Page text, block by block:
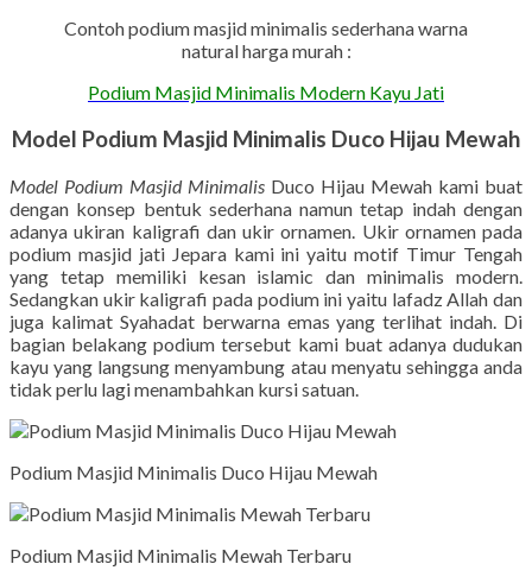
Contoh podium masjid minimalis sederhana warna
natural harga murah :
Podium Masjid Minimalis Modern Kayu Jati
Model Podium Masjid Minimalis Duco Hijau Mewah
Model Podium Masjid Minimalis Duco Hijau Mewah kami buat
dengan konsep bentuk sederhana namun tetap indah dengan
adanya ukiran kaligrafi dan ukir ornamen. Ukir ornamen pada
podium masjid jati Jepara kami ini yaitu motif Timur Tengah
yang tetap memiliki kesan islamic dan minimalis modern.
Sedangkan ukir kaligrafi pada podium ini yaitu lafadz Allah dan
juga kalimat Syahadat berwarna emas yang terlihat indah. Di
bagian belakang podium tersebut kami buat adanya dudukan
kayu yang langsung menyambung atau menyatu sehingga anda
tidak perlu lagi menambahkan kursi satuan.
Podium Masjid Minimalis Duco Hijau Mewah
Podium Masjid Minimalis Mewah Terbaru